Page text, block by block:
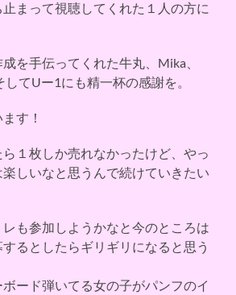
まって視聴してくれた１人の方に
を手伝ってくれた牛丸、Mika、
てUー1にも精一杯の感謝を。
す！
１枚しか売れなかったけど、やっ
しいなと思うんで続けていきたい
も参加しようかなと今のところは
るとしたらギリギリになると思う
ード弾いてる女の子がパンフのイ